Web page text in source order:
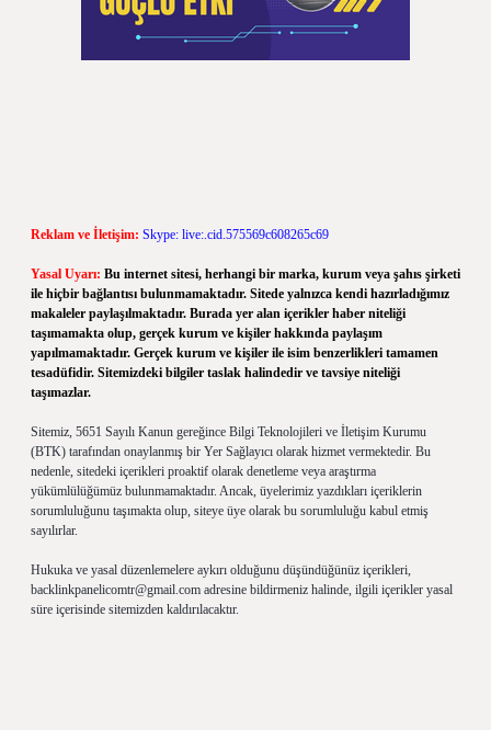
Reklam ve İletişim: Skype: live:.cid.575569c608265c69
Yasal Uyarı: Bu internet sitesi, herhangi bir marka, kurum veya şahıs şirketi
ile hiçbir bağlantısı bulunmamaktadır. Sitede yalnızca kendi hazırladığımız
makaleler paylaşılmaktadır. Burada yer alan içerikler haber niteliği
taşımamakta olup, gerçek kurum ve kişiler hakkında paylaşım
yapılmamaktadır. Gerçek kurum ve kişiler ile isim benzerlikleri tamamen
tesadüfidir. Sitemizdeki bilgiler taslak halindedir ve tavsiye niteliği
taşımazlar.
Sitemiz, 5651 Sayılı Kanun gereğince Bilgi Teknolojileri ve İletişim Kurumu
(BTK) tarafından onaylanmış bir Yer Sağlayıcı olarak hizmet vermektedir. Bu
nedenle, sitedeki içerikleri proaktif olarak denetleme veya araştırma
yükümlülüğümüz bulunmamaktadır. Ancak, üyelerimiz yazdıkları içeriklerin
sorumluluğunu taşımakta olup, siteye üye olarak bu sorumluluğu kabul etmiş
sayılırlar.
Hukuka ve yasal düzenlemelere aykırı olduğunu düşündüğünüz içerikleri,
backlinkpanelicomtr@gmail.com adresine bildirmeniz halinde, ilgili içerikler yasal
süre içerisinde sitemizden kaldırılacaktır.